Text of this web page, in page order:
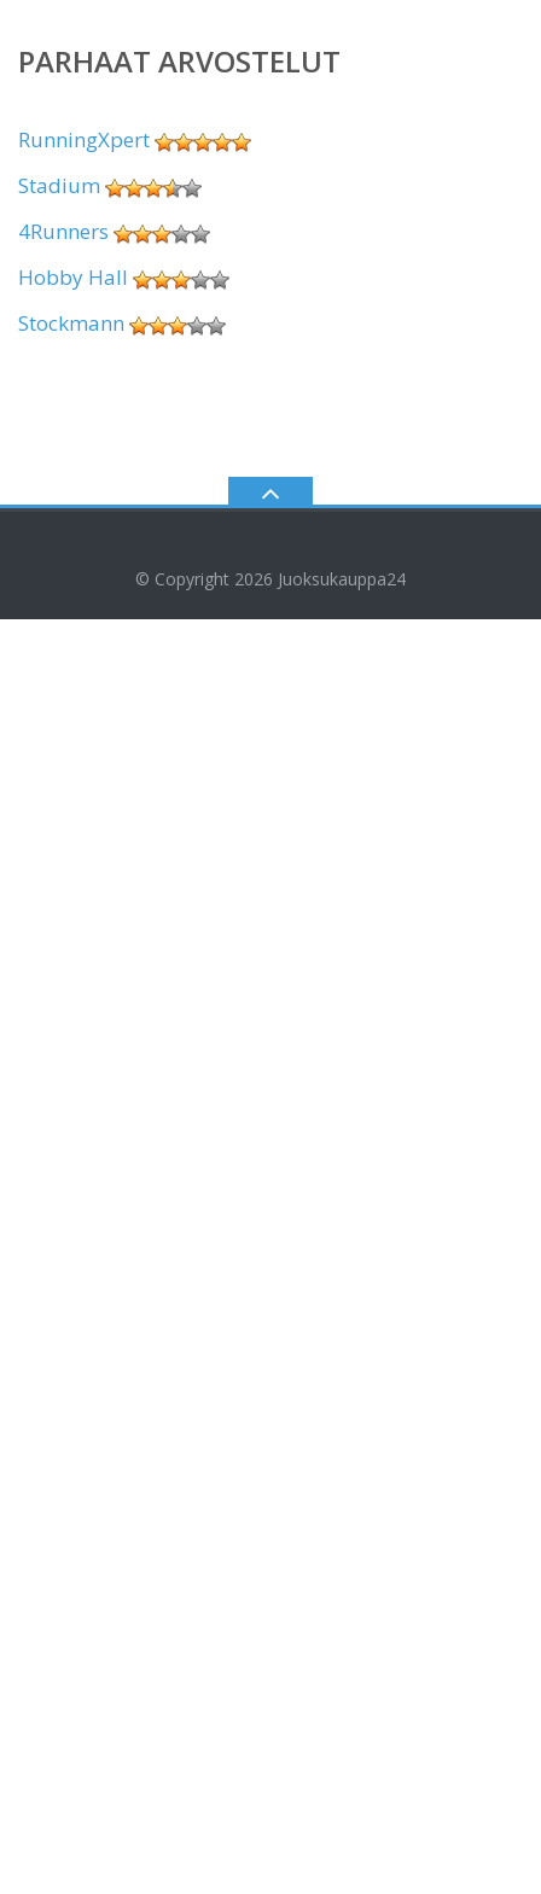
PARHAAT ARVOSTELUT
RunningXpert
Stadium
4Runners
Hobby Hall
Stockmann
© Copyright 2026 Juoksukauppa24